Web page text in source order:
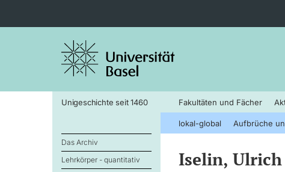
Unigeschichte seit 1460 Fakultäten und Fächer
lokal-global Aufbrüche
Das Archiv
Lehrkörper - quantitativ
Iselin, Ulrich